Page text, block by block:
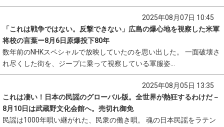
2025年08月07日 10:45
「これは戦争ではない。反撃できない」広島の爆心地を視察した米軍
将校の言葉ー8月6日原爆投下80年
数年前のNHKスペシャルで放映していたのを思い出した。 一面破壊さ
れ尽くした街を、ジープに乗って視察している軍服姿...
2025年08月05日 13:35
これは凄い！日本の民謡のグローバル版。全世界が熱狂するわけだ－
8月10日は武蔵野文化会館へ。売切れ御免
民謡は1000年唄い継がれた、民衆の働き唄。 魂の日本民謡をラテン